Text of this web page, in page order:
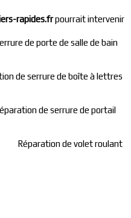
rapides.frpourrait intervenir
de porte de salle de bain
de serrure de boîte à lettres
de serrure de portail
Réparation de volet roulant